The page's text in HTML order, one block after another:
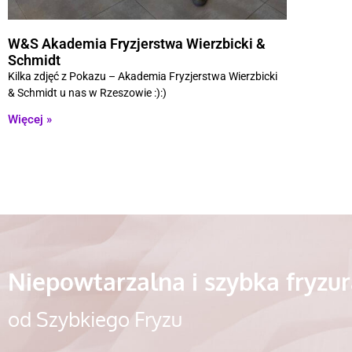
W&S Akademia Fryzjerstwa Wierzbicki &
Schmidt
Kilka zdjęć z Pokazu – Akademia Fryzjerstwa Wierzbicki
& Schmidt u nas w Rzeszowie :):)
Więcej »
Niepowtarzalna i szybka
od Szybkiego Fryzu